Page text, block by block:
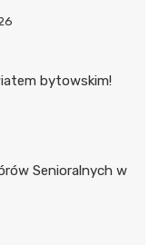
bytowskim!
Senioralnych w